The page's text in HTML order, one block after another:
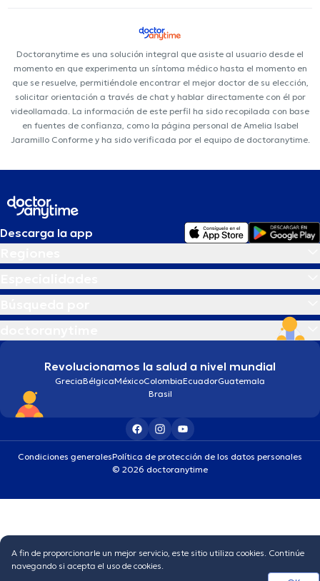
Doctoranytime es una solución integral que asiste al usuario desde el
momento en que experimenta un síntoma médico hasta el momento en
que se resuelve, permitiéndole encontrar el mejor doctor de su elección,
solicitar orientación a través de chat y hablar directamente con él por
videollamada. La información de este perfil ha sido recopilada con base
en fuentes de confianza, como la página personal de Amelia Isabel
Jaramillo Conforme y ha sido verificada por el equipo de doctoranytime.
Descarga la app
Revolucionamos la salud a nivel mundial
GreciaBélgicaMéxicoColombiaEcuadorGuatemala
Brasil
Condiciones generalesPolítica de protección de los datos personales
© 2026 doctoranytime
A fin de proporcionarle un mejor servicio, este sitio utiliza cookies. Continúe
navegando si acepta el uso de cookies.